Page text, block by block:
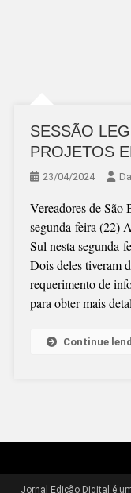
SESSÃO
PROJETOS
23/04/2024
Vereadores de São
segunda-feira (22)
Sul nesta segunda-
Dois deles tiveram
requerimento de
para obter mais
Continue
Jornal Edição Digital é